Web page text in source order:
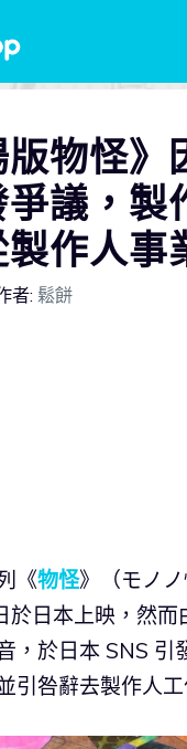
版物怪
議，製
作人事
者: 鬆餅
《物怪》（モノ
於日本上映，然
，於日本 SNS 引
引咎辭去製作人工